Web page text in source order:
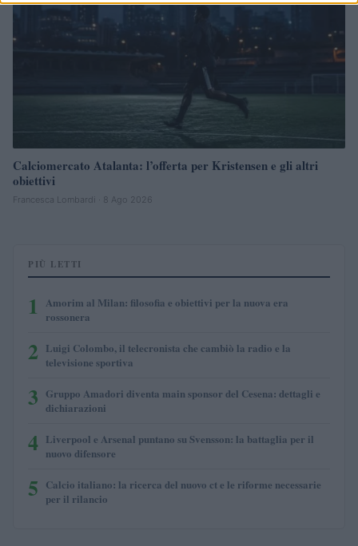
Calciomercato Atalanta: l’offerta per Kristensen e gli altri
obiettivi
Francesca Lombardi · 8 Ago 2026
PIÙ LETTI
1
Amorim al Milan: filosofia e obiettivi per la nuova era
rossonera
2 Luigi Colombo, il telecronista che cambiò la radio e la
televisione sportiva
3 Gruppo Amadori diventa main sponsor del Cesena: dettagli e
dichiarazioni
4 Liverpool e Arsenal puntano su Svensson: la battaglia per il
nuovo difensore
5 Calcio italiano: la ricerca del nuovo ct e le riforme necessarie
per il rilancio